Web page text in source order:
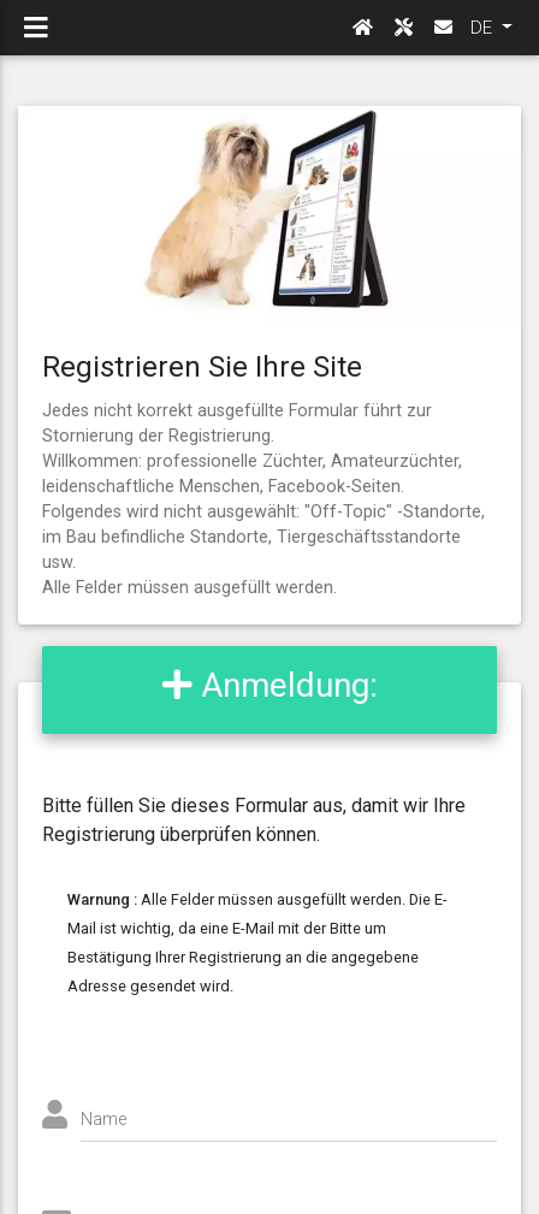
DE
Registrieren Sie Ihre Site
Jedes nicht korrekt ausgefüllte Formular führt zur
Stornierung der Registrierung.
Willkommen: professionelle Züchter, Amateurzüchter,
leidenschaftliche Menschen, Facebook-Seiten.
Folgendes wird nicht ausgewählt: "Off-Topic" -Standorte,
im Bau befindliche Standorte, Tiergeschäftsstandorte
usw.
Alle Felder müssen ausgefüllt werden.
Anmeldung:
Bitte füllen Sie dieses Formular aus, damit wir Ihre
Registrierung überprüfen können.
Warnung : Alle Felder müssen ausgefüllt werden. Die E-
Mail ist wichtig, da eine E-Mail mit der Bitte um
Bestätigung Ihrer Registrierung an die angegebene
Adresse gesendet wird.
Name